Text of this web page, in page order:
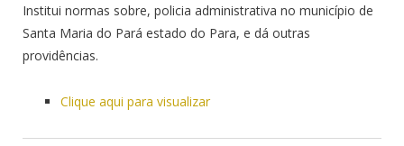
Institui normas sobre, policia administrativa no município de
Santa Maria do Pará estado do Para, e dá outras
providências.
Clique aqui para visualizar